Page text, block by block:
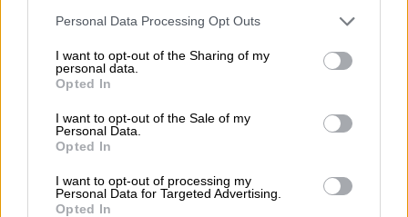
Please note that this website/app uses one or more Google
not limited to your visit or usage behaviour. You may click to
grant or deny consent to Google and its third-party tags to
use your data for below specified purposes in below Google
consent section.
Personal Data Processing Opt Outs
I want to opt-out of the Sharing of my
personal data.
Opted In
I want to opt-out of the Sale of my
Personal Data.
Opted In
I want to opt-out of processing my
Personal Data for Targeted Advertising.
Opted In
«Σήμερα είναιμέρα της αλλαγής της
Ηπείρου, που θα ενωθούμε με τα Δυτικά
Βαλκάνια», ανέφερε από την πλευρά του,
Αλέξανδρος Καχριμάνης. «Η καινοτομία σας
σε όλα τα θέματα είναι μεγάλη, η Ήπειρος
βρίσκει τη θέση της στο ευρωπαϊκό
στερέωμα».